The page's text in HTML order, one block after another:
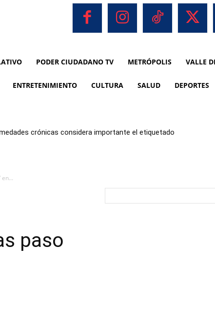
PODER CIUDADANO TV METRÓPOLIS VALLE
ENTRETENIMIENTO CULTURA SALUD DEPORTES
crónicas considera importante el etiquetado
paso